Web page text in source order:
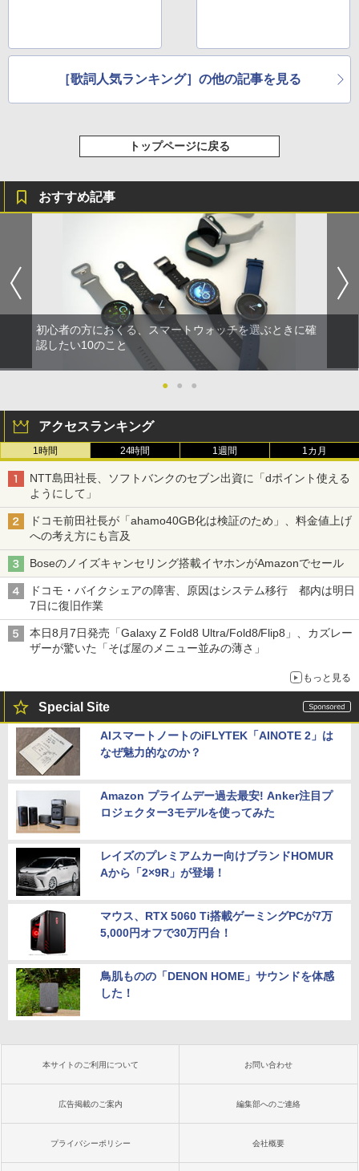
［歌詞人気ランキング］の他の記事を見る
トップページに戻る
おすすめ記事
初心者の方におくる、スマートウォッチを選ぶときに確
認したい10のこと
● ● ●
アクセスランキング
1時間 24時間 1週間 1カ月
NTT島田社長、ソフトバンクのセブン出資に「dポイント使える
ようにして」
ドコモ前田社長が「ahamo40GB化は検証のため」、料金値上げ
への考え方にも言及
Boseのノイズキャンセリング搭載イヤホンがAmazonでセール
ドコモ・バイクシェアの障害、原因はシステム移行 都内は明日
7日に復旧作業
本日8月7日発売「Galaxy Z Fold8 Ultra/Fold8/Flip8」、カズレー
ザーが驚いた「そば屋のメニュー並みの薄さ」
もっと見る
Special Site
AIスマートノートのiFLYTEK「AINOTE 2」は
なぜ魅力的なのか？
Amazon プライムデー過去最安! Anker注目プ
ロジェクター3モデルを使ってみた
レイズのプレミアムカー向けブランドHOMUR
Aから「2×9R」が登場！
マウス、RTX 5060 Ti搭載ゲーミングPCが7万
5,000円オフで30万円台！
鳥肌ものの「DENON HOME」サウンドを体感
した！
本サイトのご利用について お問い合わせ
広告掲載のご案内 編集部へのご連絡
プライバシーポリシー 会社概要